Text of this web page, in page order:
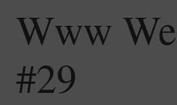
Www
#29